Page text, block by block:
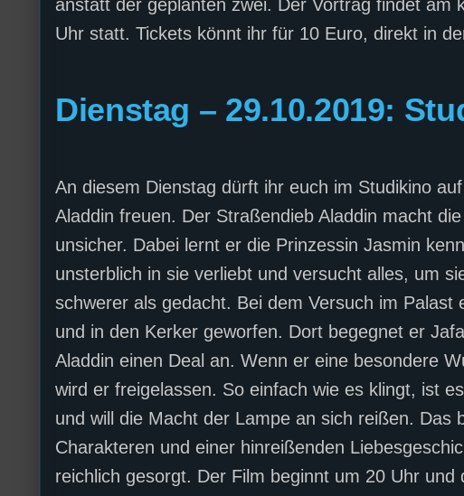
anstatt der geplanten zwei. Der Vortrag findet am
Uhr statt. Tickets könnt ihr für 10 Euro, direkt in
Dienstag – 29.10.2019:
An diesem Dienstag dürft ihr euch im Studikino
Aladdin freuen. Der Straßendieb Aladdin macht
unsicher. Dabei lernt er die Prinzessin Jasmin
unsterblich in sie verliebt und versucht alles, um
schwerer als gedacht. Bei dem Versuch im
und in den Kerker geworfen. Dort begegnet er
Aladdin einen Deal an. Wenn er eine besondere
wird er freigelassen. So einfach wie es klingt, ist
und will die Macht der Lampe an sich reißen. Das
Charakteren und einer hinreißenden
reichlich gesorgt. Der Film beginnt um 20 Uhr